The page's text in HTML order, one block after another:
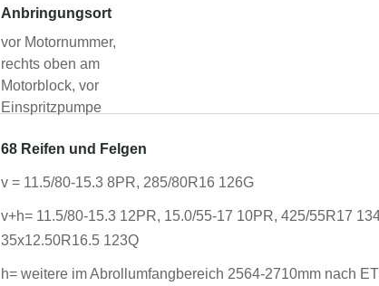
Anbringungsort
vor Motornummer,
rechts oben am
Motorblock, vor
Einspritzpumpe
68 Reifen und Felgen
v = 11.5/80-15.3 8PR, 285/80R16 126G
v+h= 11.5/80-15.3 12PR, 15.0/55-17 10PR, 425/55R17
35x12.50R16.5 123Q
h= weitere im Abrollumfangbereich 2564-2710mm nach